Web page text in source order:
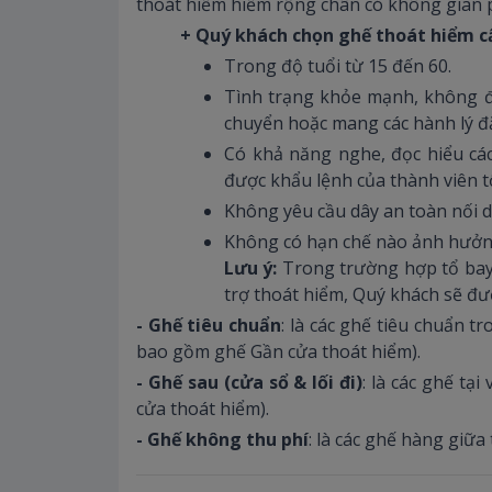
+ Quý khách chọn ghế thoát hiểm
Trong độ tuổi từ 15 đến 60.
Tình trạng khỏe mạnh, không
chuyển hoặc mang các hành lý
Có khả năng nghe, đọc hiểu
được khẩu lệnh của thành viên
Không yêu cầu dây an toàn nối
Không có hạn chế nào ảnh
Lưu ý: Trong trường hợp tổ
trợ thoát hiểm, Quý khách sẽ
- Ghế tiêu chuẩn: là các ghế tiêu chuẩn
bao gồm ghế Gần cửa thoát hiểm).
- Ghế sau (cửa sổ & lối đi): là các ghế
cửa thoát hiểm).
- Ghế không thu phí: là các ghế hàng